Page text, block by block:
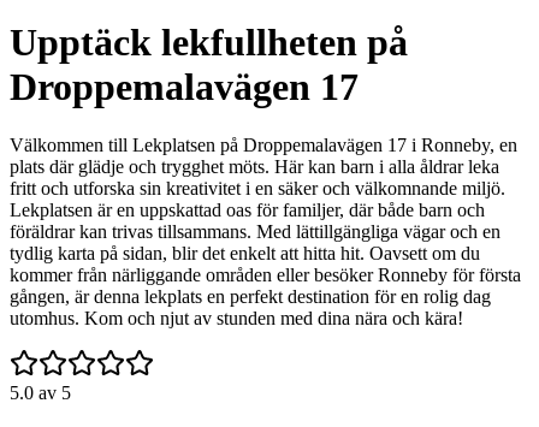
Upptäck lekfullheten på
Droppemalavägen 17
Välkommen till Lekplatsen på Droppemalavägen 17 i Ronneby, en
plats där glädje och trygghet möts. Här kan barn i alla åldrar leka
fritt och utforska sin kreativitet i en säker och välkomnande miljö.
Lekplatsen är en uppskattad oas för familjer, där både barn och
föräldrar kan trivas tillsammans. Med lättillgängliga vägar och en
tydlig karta på sidan, blir det enkelt att hitta hit. Oavsett om du
kommer från närliggande områden eller besöker Ronneby för första
gången, är denna lekplats en perfekt destination för en rolig dag
utomhus. Kom och njut av stunden med dina nära och kära!
5.0 av 5